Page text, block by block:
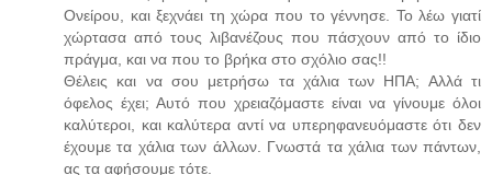
Ονείρου, και ξεχνάει τη χώρα που το γέννησε. Το λέω γιατί
χώρτασα από τους λιβανέζους που πάσχουν από το ίδιο
πράγμα, και να που το βρήκα στο σχόλιο σας!!
Θέλεις και να σου μετρήσω τα χάλια των ΗΠΑ; Αλλά τι
όφελος έχει; Αυτό που χρειαζόμαστε είναι να γίνουμε όλοι
καλύτεροι, και καλύτερα αντί να υπερηφανευόμαστε ότι δεν
έχουμε τα χάλια των άλλων. Γνωστά τα χάλια των πάντων,
ας τα αφήσουμε τότε.